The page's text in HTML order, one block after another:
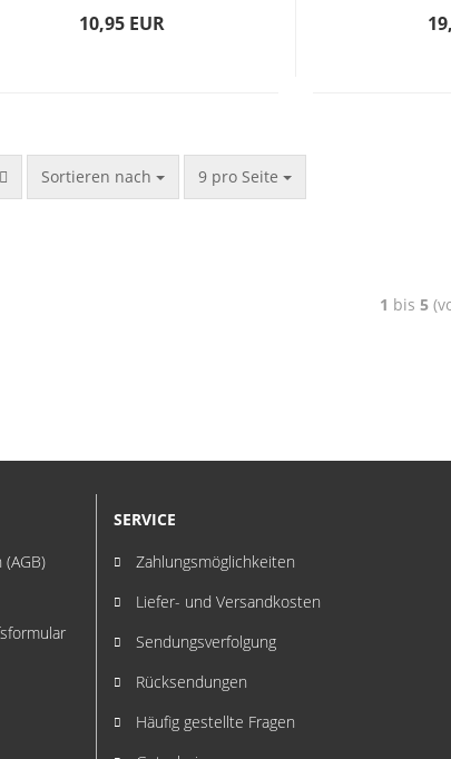
10,95 EUR
Sortieren nach 9 pro Seite
1 bis 5
SERVICE
Zahlungsmöglichkeiten
Liefer- und Versandkosten
Sendungsverfolgung
Rücksendungen
Häufig gestellte Fragen